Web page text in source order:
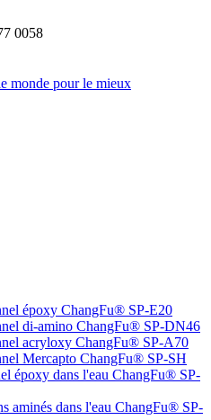
0058
monde pour le mieux
époxy ChangFu® SP-E20
di-amino ChangFu® SP-DN46
acryloxy ChangFu® SP-A70
Mercapto ChangFu® SP-SH
époxy dans l'eau ChangFu® SP-
aminés dans l'eau ChangFu® SP-